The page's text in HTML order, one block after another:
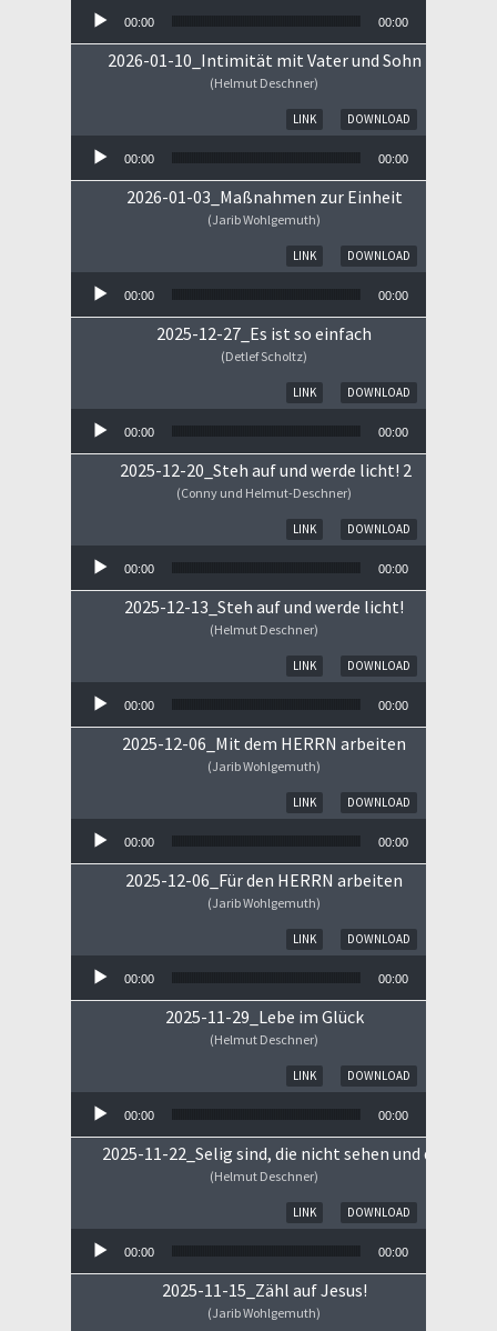
00:00 00:00
2026-01-10_Intimität mit Vater und Sohn
(Helmut Deschner)
DOWNLOAD
LINK
00:00 00:00
2026-01-03_Maßnahmen zur Einheit
(Jarib Wohlgemuth)
DOWNLOAD
LINK
00:00 00:00
2025-12-27_Es ist so einfach
(Detlef Scholtz)
DOWNLOAD
LINK
00:00 00:00
2025-12-20_Steh auf und werde licht! 2
(Conny und Helmut-Deschner)
DOWNLOAD
LINK
00:00 00:00
2025-12-13_Steh auf und werde licht!
(Helmut Deschner)
DOWNLOAD
LINK
00:00 00:00
2025-12-06_Mit dem HERRN arbeiten
(Jarib Wohlgemuth)
DOWNLOAD
LINK
00:00 00:00
2025-12-06_Für den HERRN arbeiten
(Jarib Wohlgemuth)
DOWNLOAD
LINK
00:00 00:00
2025-11-29_Lebe im Glück
(Helmut Deschner)
DOWNLOAD
LINK
00:00 00:00
2025-11-22_Selig sind, die nicht sehen und doch
(Helmut Deschner)
DOWNLOAD
LINK
00:00 00:00
2025-11-15_Zähl auf Jesus!
(Jarib Wohlgemuth)